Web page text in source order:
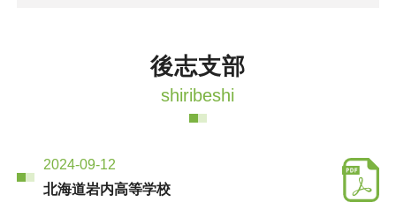
後志支部
shiribeshi
2024-09-12
北海道岩内高等学校